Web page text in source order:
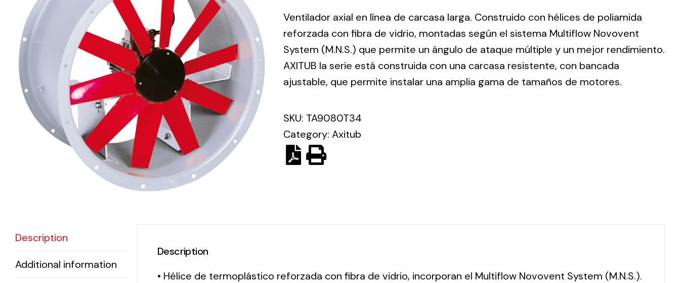
eléctrico.
Lighting and
Electrical
Equipment
Complete
solutions in
lighting and
electrical
Ventilation
The
incorporation of
meant a greater
offer of
ventilation
products for
Solar lighting
Variety of solar
Ventilador axial en línea de carcasa larga. Construido con hélices de poliamida
reforzada con fibra de vidrio, montadas según el sistema Multiflow Novovent
System (M.N.S.) que permite un ángulo de ataque múltiple y un mejor rendimiento.
AXITUB la serie está construida con una carcasa resistente, con bancada
ajustable, que permite instalar una amplia gama de tamaños de motores.
SKU: TA9080T34
Category: Axitub
Description
Additional information
Description
• Hélice de termoplástico reforzada con fibra de vidrio, incorporan el Multiflow Novovent System (M.N.S.).